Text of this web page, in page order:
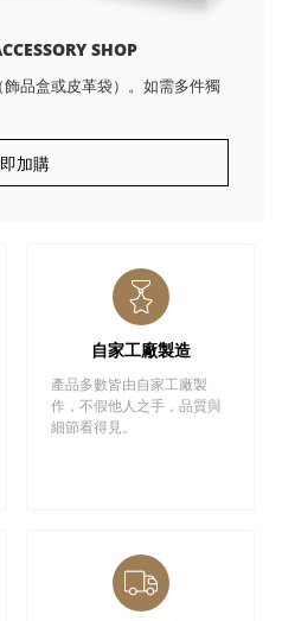
SHOP
品盒或皮革袋）。如需多件獨
加購
自家工廠製造
產品多數皆由自家工廠製
作，不假他人之手，品質與
細節看得見。